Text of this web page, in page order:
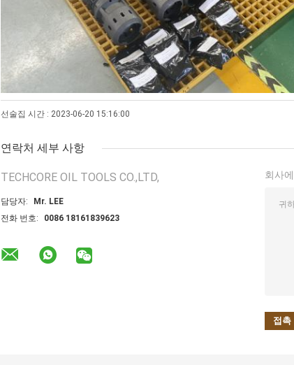
선술집 시간 : 2023-06-20 15:16:00
연락처 세부 사항
TECHCORE OIL TOOLS CO.,LTD,
담당자:
Mr. LEE
전화 번호:
0086 18161839623
회사